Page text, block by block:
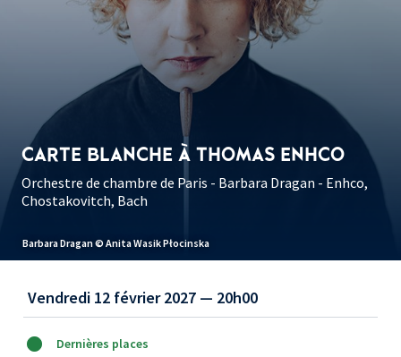
Barbara Dragan © Anita Wasik Płocinska
CARTE BLANCHE À THOMAS ENHCO
Orchestre de chambre de Paris - Barbara Dragan - Enhco,
Chostakovitch, Bach
Vendredi 12 février 2027 — 20h00
Dernières places